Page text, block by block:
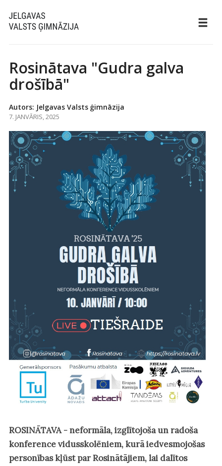
Rosinātava "Gudra galva
drošībā"
Autors: Jelgavas Valsts ģimnāzija
7. JANVĀRIS, 2025
ROSINĀTAVA - neformāla, izglītojoša un radoša
konference vidusskolēniem, kurā iedvesmojošas
personības kļūst par Rosinātājiem, lai dalītos